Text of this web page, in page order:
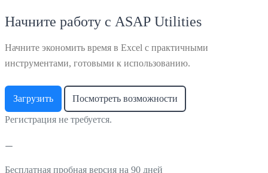
Начните работу с ASAP Utilities
Начните экономить время в Excel с практичными
инструментами, готовыми к использованию.
Загрузить Посмотреть возможности
Регистрация не требуется.
Бесплатная пробная версия на 90 дней